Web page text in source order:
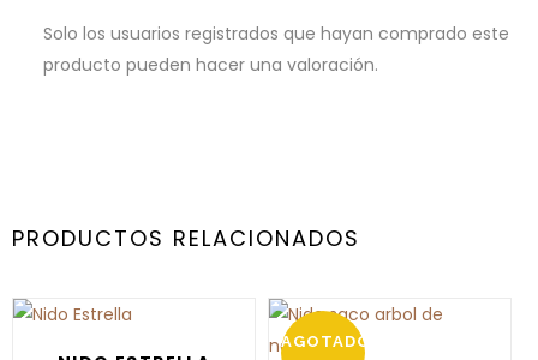
Solo los usuarios registrados que hayan comprado este
producto pueden hacer una valoración.
PRODUCTOS RELACIONADOS
AGOTADO